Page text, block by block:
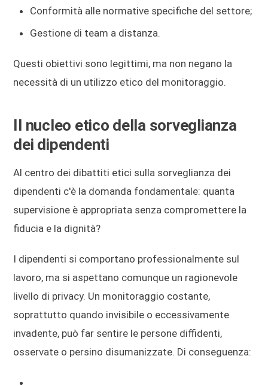
Conformità alle normative specifiche del settore;
Gestione di team a distanza.
Questi obiettivi sono legittimi, ma non negano la
necessità di un utilizzo etico del monitoraggio.
Il nucleo etico della sorveglianza
dei dipendenti
Al centro dei dibattiti etici sulla sorveglianza dei
dipendenti c'è la domanda fondamentale: quanta
supervisione è appropriata senza compromettere la
fiducia e la dignità?
I dipendenti si comportano professionalmente sul
lavoro, ma si aspettano comunque un ragionevole
livello di privacy. Un monitoraggio costante,
soprattutto quando invisibile o eccessivamente
invadente, può far sentire le persone diffidenti,
osservate o persino disumanizzate. Di conseguenza: